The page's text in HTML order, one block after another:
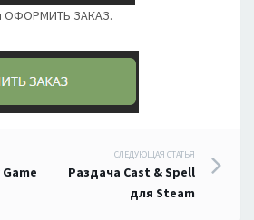
ОФОРМИТЬ ЗАКАЗ.
СЛЕДУЮЩАЯ СТАТЬЯ
Раздача Cast & Spell
для Steam